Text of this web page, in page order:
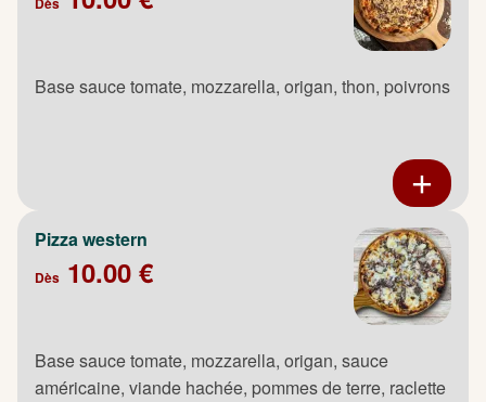
Base sauce tomate, mozzarella, origan, thon, poivrons
Pizza western
Dès 10.00 €
Base sauce tomate, mozzarella, origan, sauce
américaine, viande hachée, pommes de terre, raclette